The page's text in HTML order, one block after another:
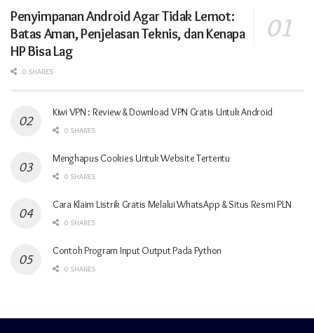
Penyimpanan Android Agar Tidak Lemot:
Batas Aman, Penjelasan Teknis, dan Kenapa
HP Bisa Lag
0 SHARES
Kiwi VPN : Review & Download VPN Gratis Untuk Android
0 SHARES
Menghapus Cookies Untuk Website Tertentu
0 SHARES
Cara Klaim Listrik Gratis Melalui WhatsApp & Situs Resmi PLN
0 SHARES
Contoh Program Input Output Pada Python
0 SHARES